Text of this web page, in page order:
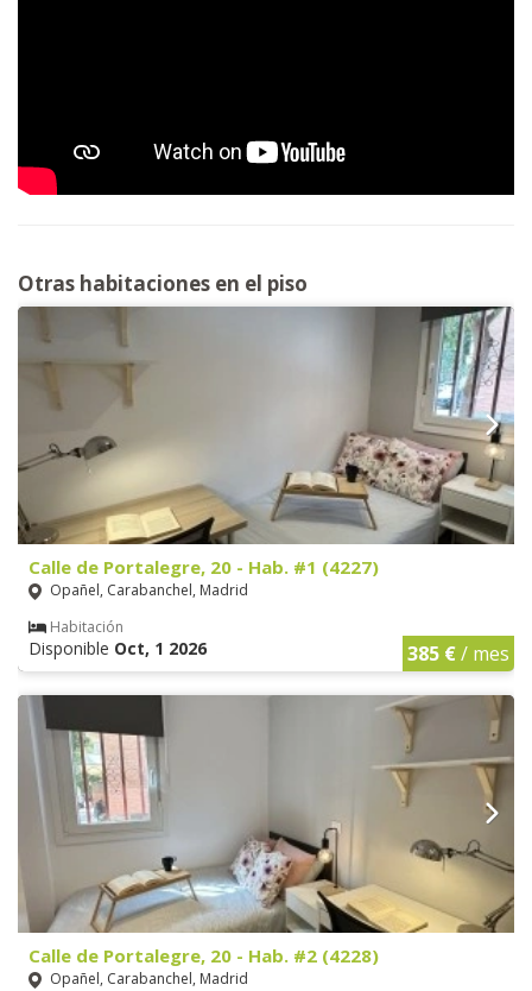
Otras habitaciones en el piso
Calle de Portalegre, 20 - Hab. #1 (4227)
Opañel, Carabanchel, Madrid
Habitación
Disponible Oct, 1 2026 385 €/ mes
Calle de Portalegre, 20 - Hab. #2 (4228)
Opañel, Carabanchel, Madrid